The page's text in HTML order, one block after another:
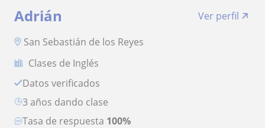
Adrián
Ver perfil
San Sebastián de los Reyes
Clases de Inglés
Datos verificados
3 años dando clase
Tasa de respuesta 100%